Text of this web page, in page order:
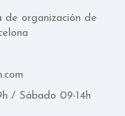
de organización de
/ Sábado 09-14h